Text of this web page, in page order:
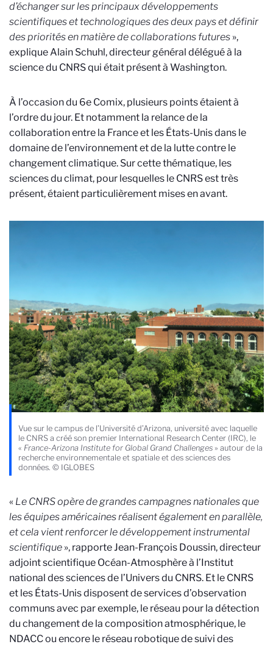
d’échanger sur les principaux développements
scientifiques et technologiques des deux pays et définir
des priorités en matière de collaborations futures »,
explique Alain Schuhl, directeur général délégué à la
science du CNRS qui était présent à Washington.
À l’occasion du 6e Comix, plusieurs points étaient à
l’ordre du jour. Et notamment la relance de la
collaboration entre la France et les États-Unisdans le
domaine de l’environnement et de la lutte contre le
changement climatique. Sur cette thématique, les
sciences du climat, pour lesquelles le CNRS est très
présent, étaient particulièrement mises en avant.
Vue sur le campus de l’Université d’Arizona, université avec laquelle
le CNRS a créé son premier International Research Center (IRC), le
« France-Arizona Institute for Global Grand Challenges » autour de la
recherche environnementale et spatiale et des sciences des
données. © IGLOBES
« Le CNRS opère de grandes campagnes nationales que
les équipes américaines réalisent également en parallèle,
et cela vient renforcer le développement instrumental
scientifique », rapporte Jean-François Doussin, directeur
adjoint scientifique Océan-Atmosphère à l’Institut
national des sciences de l’Univers du CNRS. Et le CNRS
et les États-Unis disposent de services d’observation
communsavec par exemple, le réseau pour la détection
du changement de la composition atmosphérique, le
NDACC ou encore le réseau robotique de suivi des